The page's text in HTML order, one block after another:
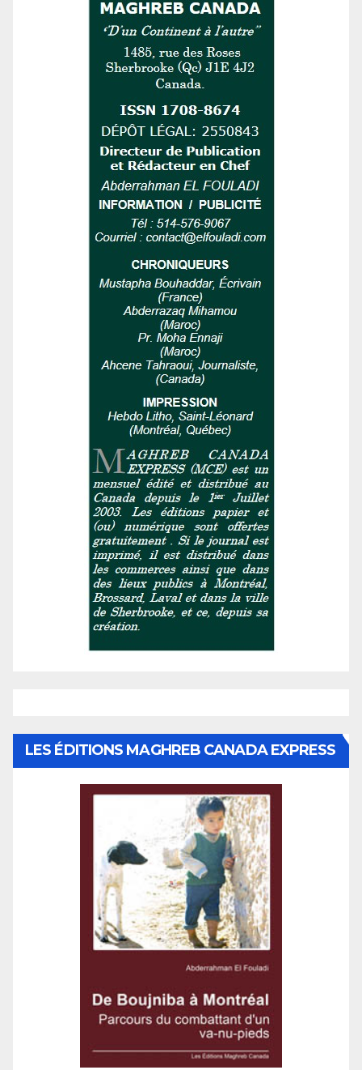
LES ÉDITIONS MAGHREB CANADA EXPRESS